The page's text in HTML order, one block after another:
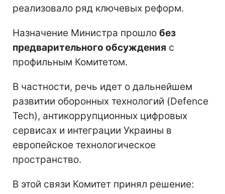
реализовало ряд ключевых реформ.
Назначение Министра прошло без
предварительного обсуждения с
профильным Комитетом.
В частности, речь идет о дальнейшем
развитии оборонных технологий (Defence
Tech), антикоррупционных цифровых
сервисах и интеграции Украины в
европейское технологическое
пространство.
В этой связи Комитет принял решение: